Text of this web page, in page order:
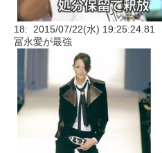
18: 2015/07/22(水) 19:25:24.81
冨永愛が最強